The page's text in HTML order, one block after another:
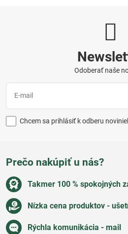
Odoberať naše
Chcem sa prihlásiť k odberu
Prečo nakúpiť u nás?
Takmer 100 % spokojných
Nízka cena produktov -
Rýchla komunikácia - mail